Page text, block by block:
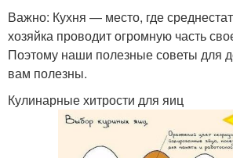
Важно: Кухня — место, где
хозяйка проводит огромную часть
Поэтому наши полезные советы для
вам полезны.
Кулинарные хитрости для яиц